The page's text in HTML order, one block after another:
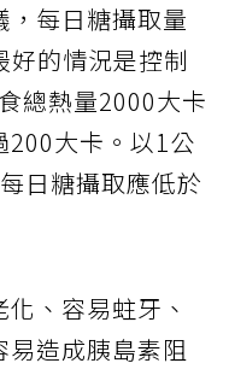
每日糖攝取量
的情況是控制
總熱量2000大卡
200大卡。以1公
日糖攝取應低於
、容易蛀牙、
造成胰島素阻